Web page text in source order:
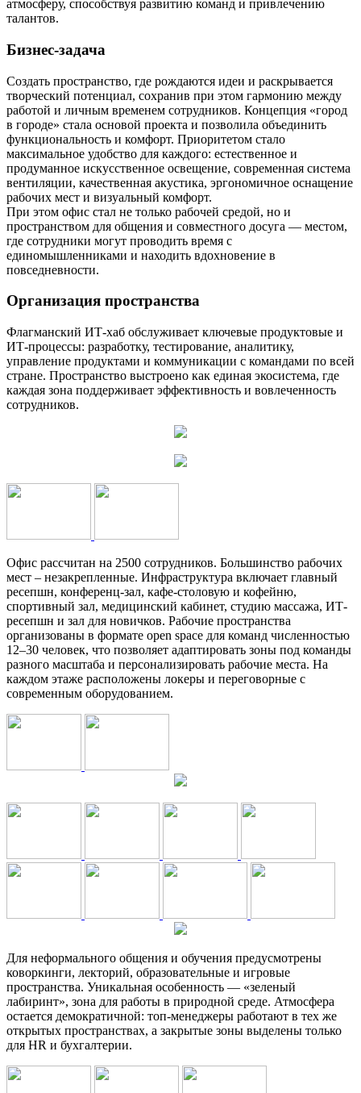
атмосферу, способствуя развитию команд и привлечению
талантов.
Бизнес-задача
Создать пространство, где рождаются идеи и раскрывается
творческий потенциал, сохранив при этом гармонию между
работой и личным временем сотрудников. Концепция «город
в городе» стала основой проекта и позволила объединить
функциональность и комфорт. Приоритетом стало
максимальное удобство для каждого: естественное и
продуманное искусственное освещение, современная система
вентиляции, качественная акустика, эргономичное оснащение
рабочих мест и визуальный комфорт.
При этом офис стал не только рабочей средой, но и
пространством для общения и совместного досуга — местом,
где сотрудники могут проводить время с
единомышленниками и находить вдохновение в
повседневности.
Организация пространства
Флагманский ИТ-хаб обслуживает ключевые продуктовые и
ИТ-процессы: разработку, тестирование, аналитику,
управление продуктами и коммуникации с командами по всей
стране. Пространство выстроено как единая экосистема, где
каждая зона поддерживает эффективность и вовлеченность
сотрудников.
Офис рассчитан на 2500 сотрудников. Большинство рабочих
мест – незакрепленные. Инфраструктура включает главный
ресепшн, конференц-зал, кафе-столовую и кофейню,
спортивный зал, медицинский кабинет, студию массажа, ИТ-
ресепшн и зал для новичков. Рабочие пространства
организованы в формате open space для команд численностью
12–30 человек, что позволяет адаптировать зоны под команды
разного масштаба и персонализировать рабочие места. На
каждом этаже расположены локеры и переговорные с
современным оборудованием.
Для неформального общения и обучения предусмотрены
коворкинги, лекторий, образовательные и игровые
пространства. Уникальная особенность — «зеленый
лабиринт», зона для работы в природной среде. Атмосфера
остается демократичной: топ-менеджеры работают в тех же
открытых пространствах, а закрытые зоны выделены только
для HR и бухгалтерии.